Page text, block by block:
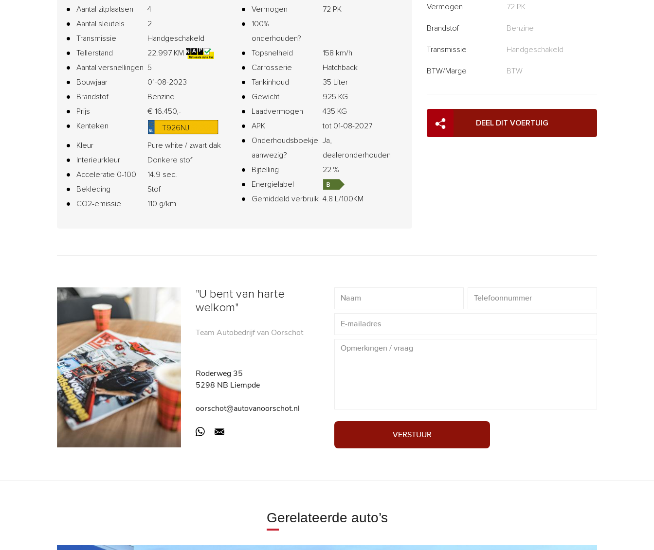
Aantal zitplaatsen
4
Aantal sleutels
2
Transmissie
Handgeschakeld
Tellerstand
22.997 KM
Aantal versnellingen 5
Bouwjaar
01-08-2023
Brandstof
Benzine
Prijs
€ 16.450,-
Kenteken
T926NJ
Kleur
Pure white / zwart dak
Interieurkleur
Donkere stof
Acceleratie 0-100
14.9 sec.
Bekleding
Stof
CO2-emissie
110 g/km
Vermogen
72 PK
100%
onderhouden?
Topsnelheid
158 km/h
Carrosserie
Hatchback
Tankinhoud
35 Liter
Gewicht
925 KG
Laadvermogen
435 KG
APK
tot 01-08-2027
Onderhoudsboekje
aanwezig?
Ja,
dealeronderhouden
Bijtelling
22 %
Energielabel
Gemiddeld verbruik 4.8 L/100KM
Vermogen 72 PK
Brandstof Benzine
Transmissie Handgeschakeld
BTW/Marge BTW
DEEL DIT VOERTUIG
"U bent van harte
welkom"
Team Autobedrijf van Oorschot
Roderweg 35
5298 NB Liempde
oorschot@autovanoorschot.nl
VERSTUUR
Gerelateerde auto’s